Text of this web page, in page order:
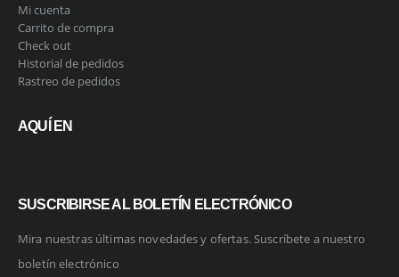
Mi cuenta
Carrito de compra
Check out
Historial de pedidos
Rastreo de pedidos
AQUÍ EN
SUSCRIBIRSE AL BOLETÍN ELECTRÓNICO
Mira nuestras últimas novedades y ofertas. Suscríbete a nuestro
boletín electrónico